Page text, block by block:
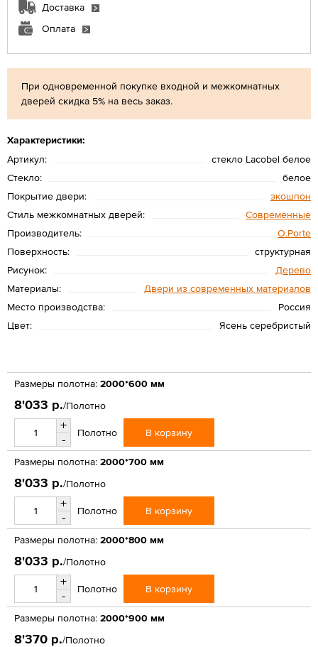
При одновременной покупке входной и межкомнатных
дверей скидка 5% на весь заказ.
Характеристики:
Артикул:
стекло Lacobel белое
Стекло:
белое
Покрытие двери:
экошпон
Стиль межкомнатных дверей:
Современные
Производитель:
O.Porte
Поверхность:
структурная
Рисунок:
Дерево
Материалы:
Двери из современных материалов
Место производства:
Россия
Цвет:
Ясень серебристый
Доставка
Оплата
Размеры полотна: 2000*600 мм
8'033 р./Полотно
+
-
Полотно В корзину
Размеры полотна: 2000*700 мм
8'033 р./Полотно
+
-
Полотно В корзину
Размеры полотна: 2000*800 мм
8'033 р./Полотно
+
-
Полотно В корзину
Размеры полотна: 2000*900 мм
8'370 р./Полотно